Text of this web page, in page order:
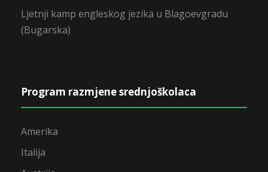
Ljetnji kamp engleskog jezika u Blagoevgradu
(Bugarska)
Program razmjene srednjoškolaca
Amerika
Italija